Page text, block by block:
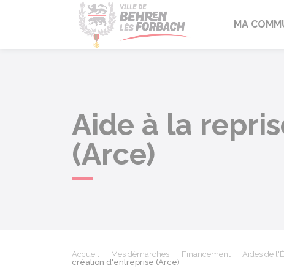
Behren-lès-
MA
Aide à la
(Arce)
Accueil Mes démarches Financement Aides de
création d'entreprise (Arce)